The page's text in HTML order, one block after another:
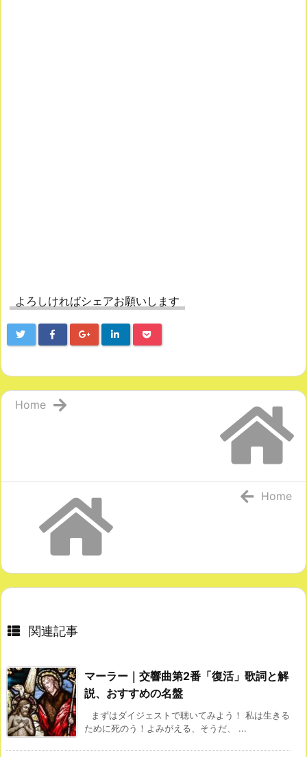
よろしければシェアお願いします
Home
Home
関連記事
マーラー｜交響曲第2番「復活」歌詞と解
説、おすすめの名盤
まずはダイジェストで聴いてみよう！ 私は生きる
ために死のう！よみがえる、そうだ、 ...